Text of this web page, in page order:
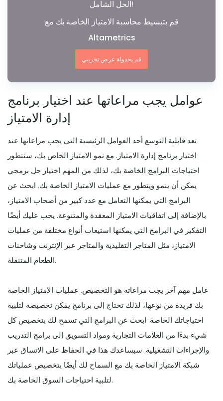
الحل الشامل!
قم بتبسيط محاسبة الامتياز الخاصة بك مع
Altametrics
قم بجدولة عرض تجريبي
عوامل يجب مراعاتها عند اختيار برنامج
إدارة الامتياز
تعد قابلية التوسع أحد العوامل الرئيسية التي يجب مراعاتها عند
اختيار برنامج إدارة الامتياز. مع نمو الامتياز الخاص بك، ستتطور
احتياجات البرامج الخاصة بك، لذلك من المهم اختيار حل برمجي
يمكن أن ينمو ويتطور مع عمليات الامتياز الخاصة بك. ابحث عن
البرامج التي يمكنها التعامل مع عدد كبير من أصحاب الامتياز،
بالإضافة إلى اتفاقيات الامتياز المعقدة والمتنوعة. يجب عليك أيضًا
التفكير في البرامج التي يمكنها استيعاب أنواع مختلفة من عمليات
الامتياز، مثل المتاجر التقليدية والمتاجر عبر الإنترنت وشاحنات
الطعام المتنقلة.
عامل مهم آخر يجب مراعاته هو التخصيص. عمليات الامتياز الخاصة
بك فريدة من نوعها، لذلك تحتاج إلى برنامج يمكن تخصيصه لتلبية
احتياجاتك الخاصة. ابحث عن البرامج التي تسمح لك بتخصيص كل
شيء بدءًا من العلامات التجارية ومواد التسويق إلى برامج التدريب
والإجراءات التشغيلية. سيساعدك هذا في الحفاظ على الاتساق عبر
شبكة الامتياز الخاصة بك مع السماح لك أيضًا بتخصيص عملياتك
لتلبية احتياجات السوق الخاصة بك.